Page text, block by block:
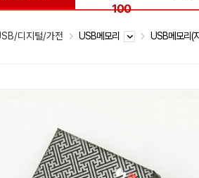
100
디지털/가전 USB메모리 USB메모리(